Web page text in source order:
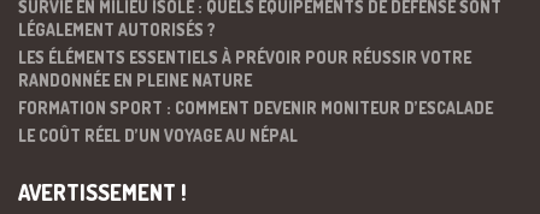
SURVIE EN MILIEU ISOLÉ : QUELS ÉQUIPEMENTS DE DÉFENSE SONT
LÉGALEMENT AUTORISÉS ?
LES ÉLÉMENTS ESSENTIELS À PRÉVOIR POUR RÉUSSIR VOTRE
RANDONNÉE EN PLEINE NATURE
FORMATION SPORT : COMMENT DEVENIR MONITEUR D’ESCALADE
LE COÛT RÉEL D’UN VOYAGE AU NÉPAL
AVERTISSEMENT !